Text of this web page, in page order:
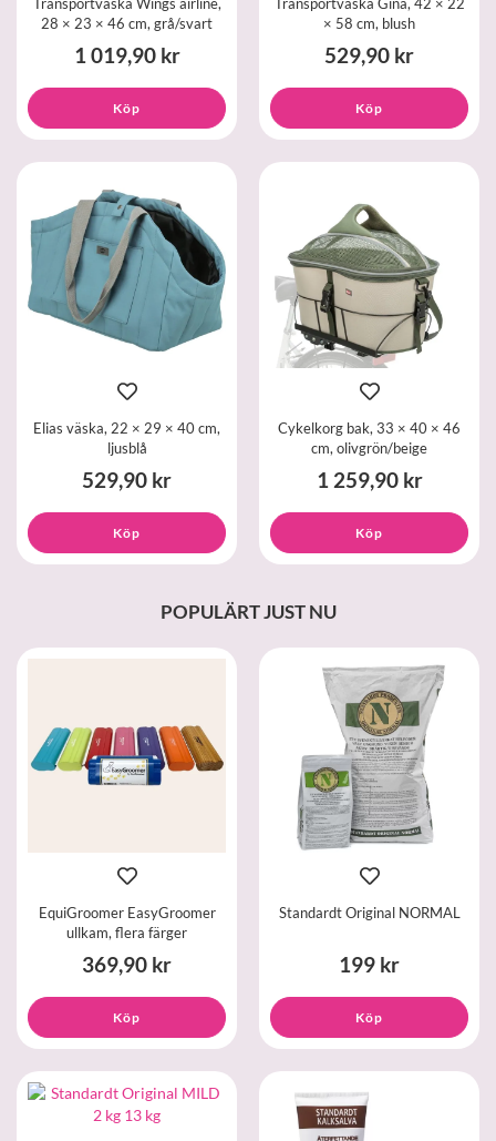
Transportväska Wings airline,
28 × 23 × 46 cm, grå/svart
1 019,90 kr
Köp
Transportväska Gina, 42 × 22
× 58 cm, blush
529,90 kr
Köp
Elias väska, 22 × 29 × 40 cm,
ljusblå
529,90 kr
Köp
Cykelkorg bak, 33 × 40 × 46
cm, olivgrön/beige
1 259,90 kr
Köp
POPULÄRT JUST NU
EquiGroomer EasyGroomer
ullkam, flera färger
369,90 kr
Köp
Standardt Original NORMAL
199 kr
Köp